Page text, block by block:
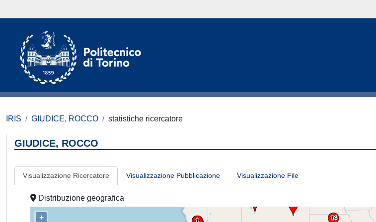
IRIS GIUDICE, ROCCO statistiche ricercatore
GIUDICE, ROCCO
Visualizzazione Ricercatore Visualizzazione Pubblicazione Visualizzazione File
Distribuzione geografica
+